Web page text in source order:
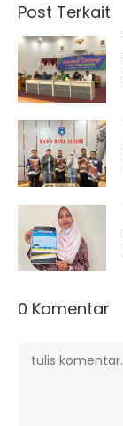
Post Terkait
0 Komentar